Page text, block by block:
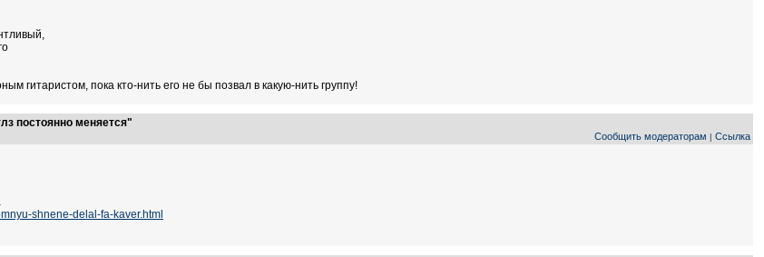
гитаристом, пока кто-нить его не бы позвал в какую-нить группу!
постоянно меняется"
Сообщить модераторам | Ссылка
shnene-delal-fa-kaver.html